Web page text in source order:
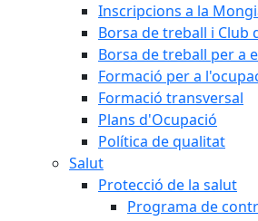
Inscripcions a la
Borsa de treball i Club
Borsa de treball per a
Formació per a
Formació transversal
Plans d'Ocupació
Política de qualitat
Salut
Protecció de la salut
Programa de